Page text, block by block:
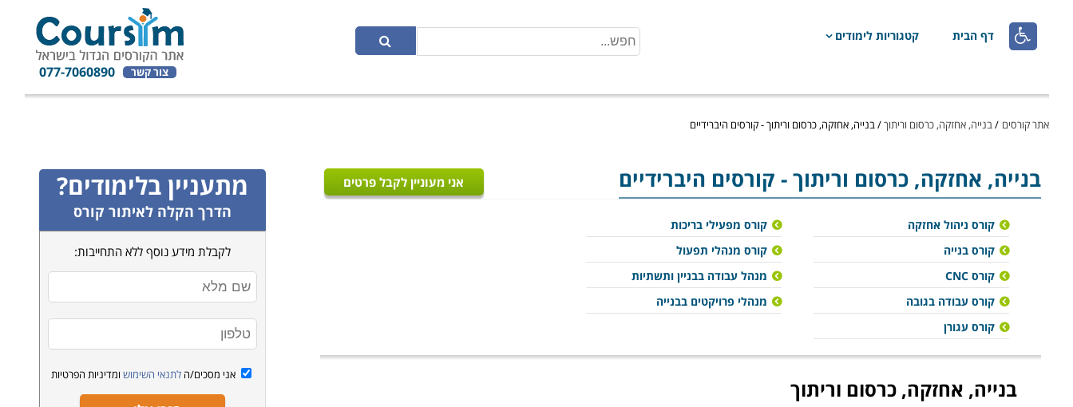
 דף הבית קטגוריות לימודים
צור קשר 077-7060890
אתר קורסים /בנייה, אחזקה, כרסום וריתוך/בנייה, אחזקה, כרסום וריתוך - קורסים היברידיים
בנייה, אחזקה, כרסום וריתוך- קורסים היברידיים אני מעוניין לקבל פרטים
קורס ניהול אחזקה
קורס בנייה
קורס CNC
קורס עבודה בגובה
קורס עגורן
קורס מפעילי בריכות
קורס מנהלי תפעול
מנהל עבודה בבניין ותשתיות
מנהלי פרויקטים בבנייה
בנייה, אחזקה, כרסום וריתוך
מתעניין בלימודים?
הדרך הקלה לאיתור קורס
לקבלת מידע נוסף ללא התחייבות:
אני מסכים/הלתנאי השימוש ומדיניות הפרטיות